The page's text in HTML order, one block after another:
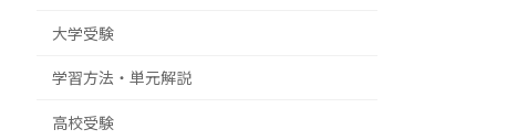
大学受験
学習方法・単元解説
高校受験